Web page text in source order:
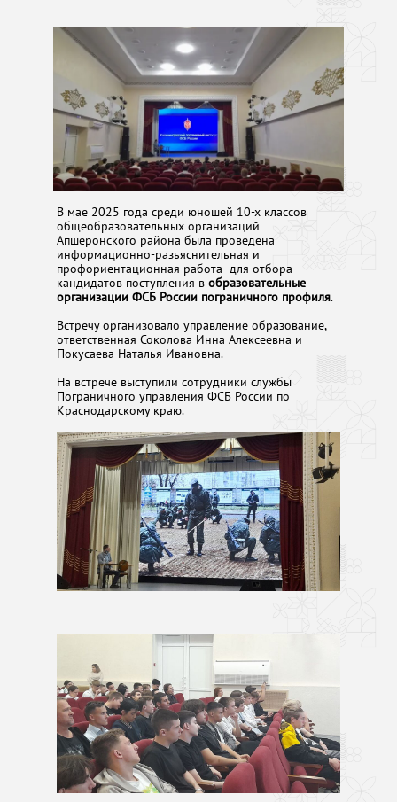
В мае 2025 года среди юношей 10-х классов
общеобразовательных организаций
Апшеронского района была проведена
информационно-разьяснительная и
профориентационная работа для отбора
кандидатов поступления в образовательные
организации ФСБ России пограничного профиля.
Встречу организовало управление образование,
ответственная Соколова Инна Алексеевна и
Покусаева Наталья Ивановна.
На встрече выступили сотрудники службы
Пограничного управления ФСБ России по
Краснодарскому краю.